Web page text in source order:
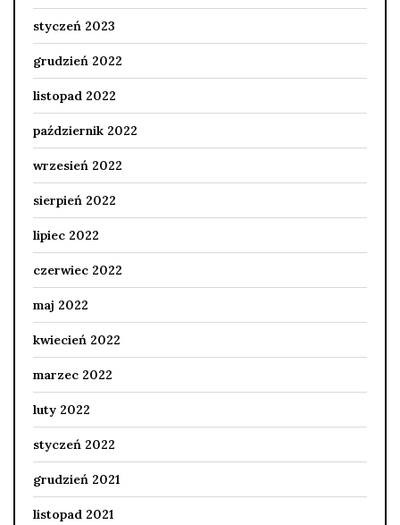
styczeń 2023
grudzień 2022
listopad 2022
październik 2022
wrzesień 2022
sierpień 2022
lipiec 2022
czerwiec 2022
maj 2022
kwiecień 2022
marzec 2022
luty 2022
styczeń 2022
grudzień 2021
listopad 2021